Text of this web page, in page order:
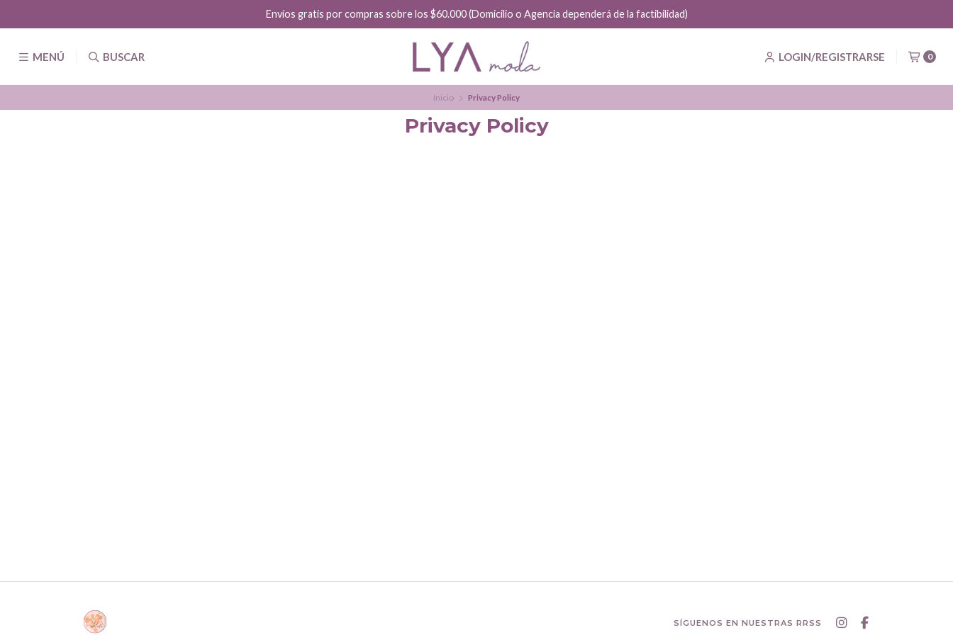
MENÚ BUSCAR LOGIN/REGISTRARSE 0
Envíos gratis por compras sobre los $60.000 (Domicilio o Agencia dependerá de la factibilidad)
Inicio Privacy Policy
Privacy Policy
SÍGUENOS EN NUESTRAS RRSS